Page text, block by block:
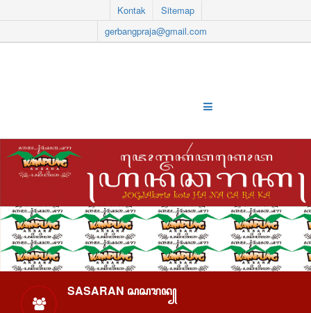
Kontak
Sitemap
gerbangpraja@gmail.com
SASARAN ꦱꦱꦫꦤ꧀